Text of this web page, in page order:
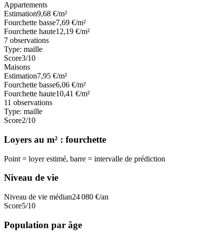
Appartements
Estimation9,68 €/m²
Fourchette basse7,69 €/m²
Fourchette haute12,19 €/m²
7 observations
Type: maille
Score3/10
Maisons
Estimation7,95 €/m²
Fourchette basse6,06 €/m²
Fourchette haute10,41 €/m²
11 observations
Type: maille
Score2/10
Loyers au m² : fourchette
Point = loyer estimé, barre = intervalle de prédiction
Niveau de vie
Niveau de vie médian24 080 €/an
Score5/10
Population par âge